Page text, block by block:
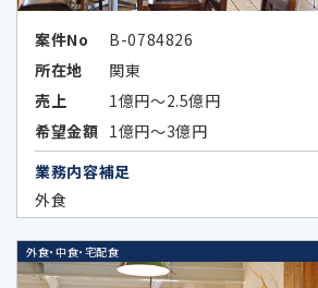
お客様ご本人が同意されて
法令などの定めにより開示
合
当社が第三者に本ポリシー
用目的の達成に必要な範囲
め秘密保持の義務を負わせ
案件No
B-0784826
所在地
関東
売上
1億円～2.5億円
希望金額 1億円～3億円
業務内容補足
外食
外食・中食・宅配食